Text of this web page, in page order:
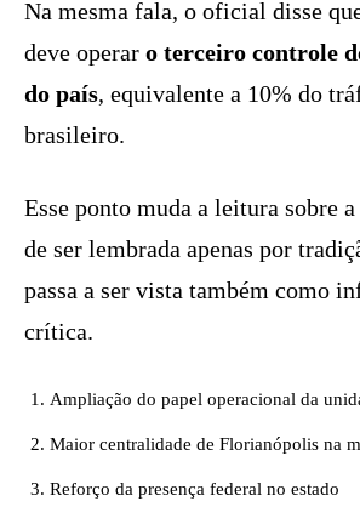
Na mesma fala, o oficial disse
deve operar o terceiro controle
do país, equivalente a 10% do
brasileiro.
Esse ponto muda a leitura sobre
de ser lembrada apenas por
passa a ser vista também como
crítica.
Ampliação do papel operacional da
Maior centralidade de Florianópolis na
Reforço da presença federal no estado